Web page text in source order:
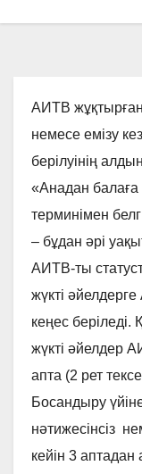
АИТВ жұқтырған
немесе емізу
берілуінің
«Анадан
терминімен
– бұдан әрі
АИТВ-ты
жүкті
кеңес
жүкті әйелдер
апта (2 рет
Босандыру
нәтижесінсіз
кейін 3 аптадан